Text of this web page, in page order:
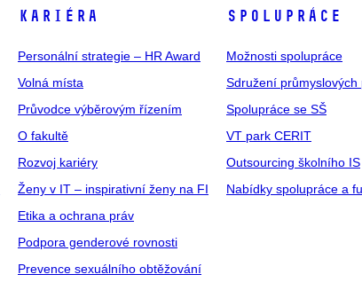
KARIÉRA
Personální strategie – HR Award
Volná místa
Průvodce výběrovým řízením
O fakultě
Rozvoj kariéry
Ženy v IT – inspirativní ženy na FI
Etika a ochrana práv
Podpora genderové rovnosti
Prevence sexuálního obtěžování
SPOLUPRÁCE
Možnosti spolupráce
Sdružení průmyslových
Spolupráce se SŠ
VT park CERIT
Outsourcing školního IS
Nabídky spolupráce a